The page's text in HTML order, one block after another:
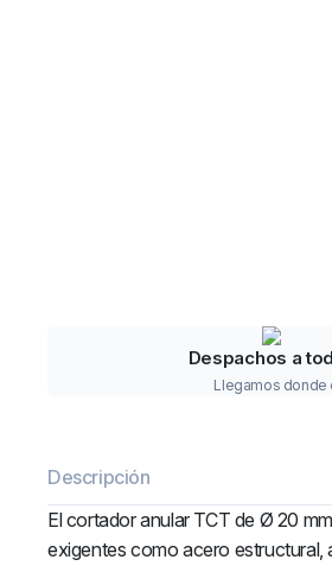
Despachos a
Llegamos donde
Descripción
El cortador anular TCT de Ø 20
exigentes como acero estructural,